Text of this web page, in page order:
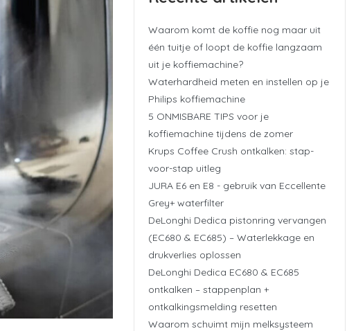
Waarom komt de koffie nog maar uit
één tuitje of loopt de koffie langzaam
uit je koffiemachine?
Waterhardheid meten en instellen op je
Philips koffiemachine
5 ONMISBARE TIPS voor je
koffiemachine tijdens de zomer
Krups Coffee Crush ontkalken: stap-
voor-stap uitleg
JURA E6 en E8 - gebruik van Eccellente
Grey+ waterfilter
DeLonghi Dedica pistonring vervangen
(EC680 & EC685) – Waterlekkage en
drukverlies oplossen
DeLonghi Dedica EC680 & EC685
ontkalken – stappenplan +
ontkalkingsmelding resetten
Waarom schuimt mijn melksysteem